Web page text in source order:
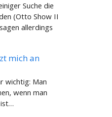
Suche die
(Otto Show II
allerdings
mich an
wichtig: Man
wenn man
ist…